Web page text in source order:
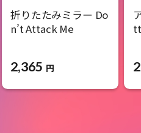
折りたたみミラー Do
n’t Attack Me
2,365 円